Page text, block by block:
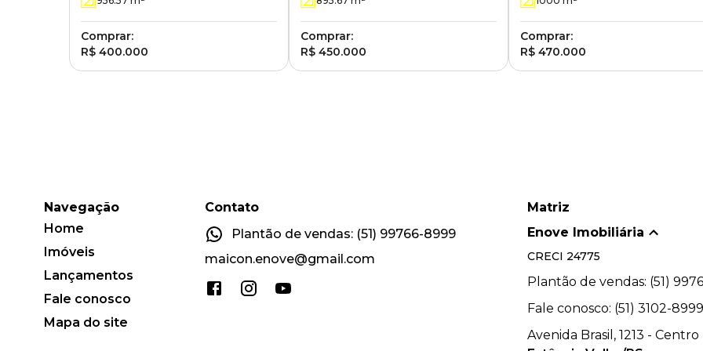
Comprar:
R$ 400.000
Velha - RS
Comprar:
R$ 450.000
Comprar:
R$ 470.000
Navegação
Home
Imóveis
Lançamentos
Fale conosco
Mapa do site
Contato
Plantão de vendas: (51) 99766-8999
maicon.enove@gmail.com
Matriz
Enove Imobiliária
CRECI 24775
Plantão de vendas: (51)
Fale conosco: (51) 3102-8999
Avenida Brasil, 1213 - Centro